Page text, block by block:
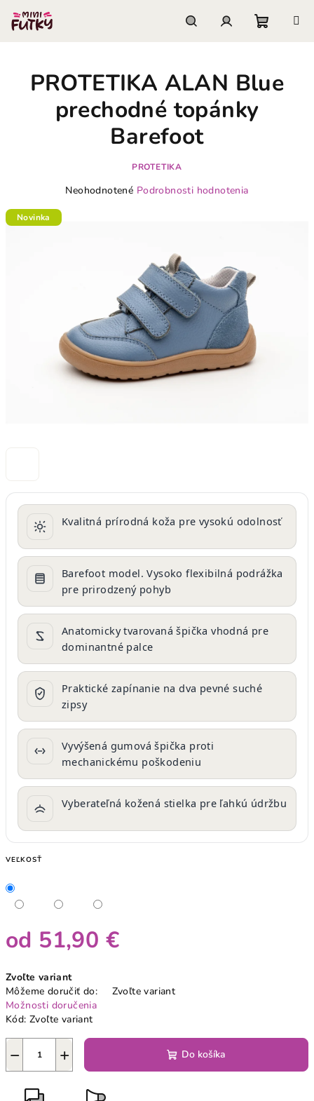
obsah
košík
Kvalitná prírodná koža pre vysokú odolnosť
Barefoot model. Vysoko flexibilná podrážka
pre prirodzený pohyb
Anatomicky tvarovaná špička vhodná pre
dominantné palce
Praktické zapínanie na dva pevné suché
zipsy
Vyvýšená gumová špička proti
mechanickému poškodeniu
Vyberateľná kožená stielka pre ľahkú údržbu
VEĽKOSŤ
od 51,90 €
cena:
Zvoľte variant
Môžeme doručiť do:
Zvoľte variant
Možnosti doručenia
Kód: Zvoľte variant
+
− Do košíka
PROTETIKA ALAN Blue
prechodné topánky
Barefoot
PROTETIKA
Priemerné
Neohodnotené Podrobnosti hodnotenia
Novinka